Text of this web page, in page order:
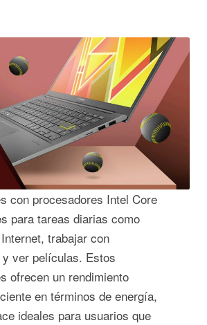
con procesadores Intel Core
para tareas diarias como
trabajar con
ver películas. Estos
ofrecen un rendimiento
en términos de energía,
ideales para usuarios que